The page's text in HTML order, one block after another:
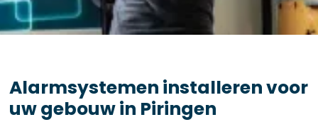
Alarmsystemen installeren voor
uw gebouw in Piringen